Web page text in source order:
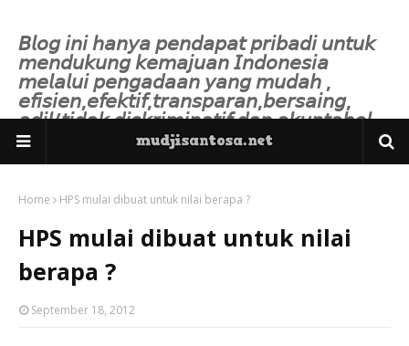
𝘉𝘭𝘰𝘨 𝘪𝘯𝘪 𝘩𝘢𝘯𝘺𝘢 𝘱𝘦𝘯𝘥𝘢𝘱𝘢𝘵 𝘱𝘳𝘪𝘣𝘢𝘥𝘪 𝘶𝘯𝘵𝘶𝘬
𝘮𝘦𝘯𝘥𝘶𝘬𝘶𝘯𝘨 𝘬𝘦𝘮𝘢𝘫𝘶𝘢𝘯 𝘐𝘯𝘥𝘰𝘯𝘦𝘴𝘪𝘢
𝘮𝘦𝘭𝘢𝘭𝘶𝘪 𝘱𝘦𝘯𝘨𝘢𝘥𝘢𝘢𝘯 𝘺𝘢𝘯𝘨 𝘮𝘶𝘥𝘢𝘩 ,
𝘦𝘧𝘪𝘴𝘪𝘦𝘯,𝘦𝘧𝘦𝘬𝘵𝘪𝘧,𝘵𝘳𝘢𝘯𝘴𝘱𝘢𝘳𝘢𝘯,𝘣𝘦𝘳𝘴𝘢𝘪𝘯𝘨,
𝘢𝘥𝘪𝘭/𝘵𝘪𝘥𝘢𝘬 𝘥𝘪𝘴𝘬𝘳𝘪𝘮𝘪𝘯𝘢𝘵𝘪𝘧 𝘥𝘢𝘯 𝘢𝘬𝘶𝘯𝘵𝘢𝘣𝘦𝘭.
Home HPS mulai dibuat untuk nilai berapa ?
HPS mulai dibuat untuk nilai
berapa ?
September 18, 2012